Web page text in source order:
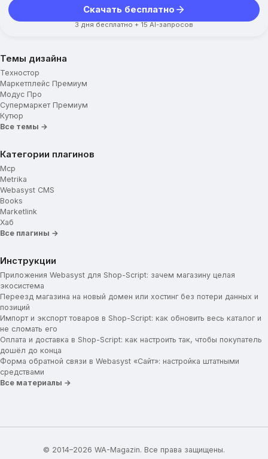
Скачать бесплатно
3 дня бесплатно + 15 AI-запросов
Темы дизайна
Техностор
Маркетплейс Премиум
Модус Про
Супермаркет Премиум
Кутюр
Все темы →
Категории плагинов
Mcp
Metrika
Webasyst CMS
Books
Marketlink
Хаб
Все плагины →
Инструкции
Приложения Webasyst для Shop-Script: зачем магазину целая
экосистема
Переезд магазина на новый домен или хостинг без потери данных и
позиций
Импорт и экспорт товаров в Shop-Script: как обновить весь каталог и
не сломать его
Оплата и доставка в Shop-Script: как настроить так, чтобы покупатель
дошёл до конца
Форма обратной связи в Webasyst «Сайт»: настройка штатными
средствами
Все материалы →
© 2014–2026 WA-Magazin. Все права защищены.